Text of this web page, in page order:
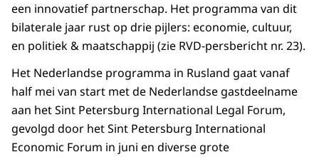
een innovatief partnerschap. Het programma van dit
bilaterale jaar rust op drie pijlers: economie, cultuur,
en politiek & maatschappij (zie RVD-persbericht nr. 23).
Het Nederlandse programma in Rusland gaat vanaf
half mei van start met de Nederlandse gastdeelname
aan het Sint Petersburg International Legal Forum,
gevolgd door het Sint Petersburg International
Economic Forum in juni en diverse grote